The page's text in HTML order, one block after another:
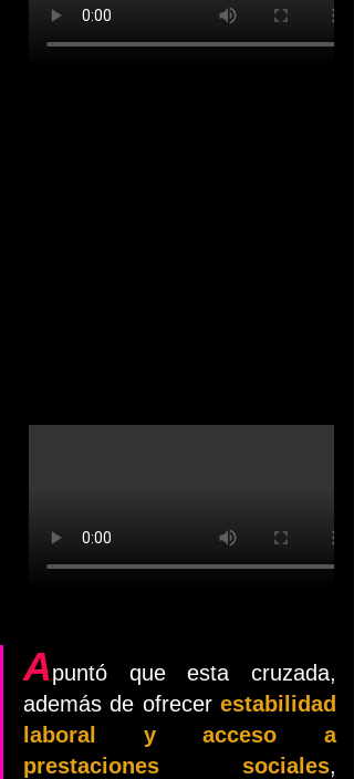
Apuntó que esta cruzada,
además de ofrecer estabilidad
laboral y acceso a
prestaciones sociales,